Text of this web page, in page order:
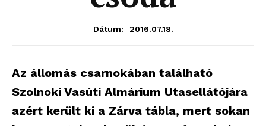
Dátum: 2016.07.18.
Az állomás csarnokában található
Szolnoki Vasúti Almárium Utasellátójára
azért került ki a Zárva tábla, mert sokan